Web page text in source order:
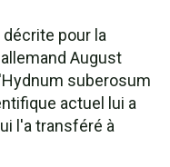
pour la
August
suberosum
actuel lui a
l'a transféré à